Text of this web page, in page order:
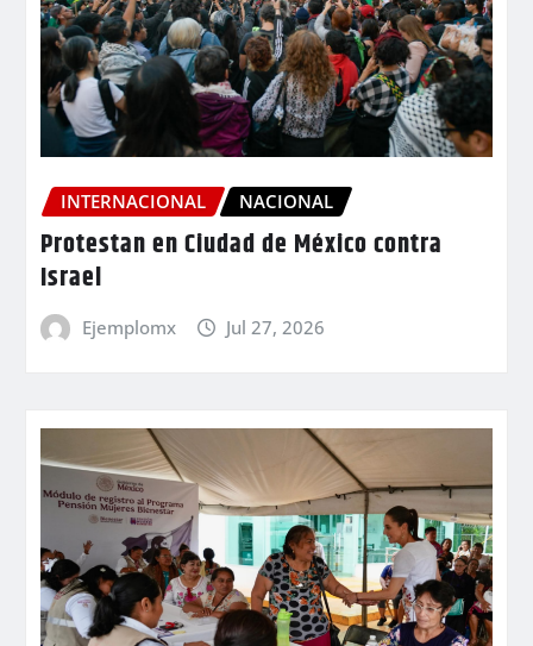
INTERNACIONAL NACIONAL
Protestan en Ciudad de México contra
Israel
Ejemplomx Jul 27, 2026